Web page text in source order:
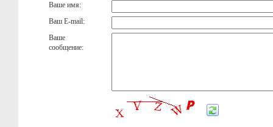
Ваше имя:
Ваш E-mail:
Ваше
сообщение: